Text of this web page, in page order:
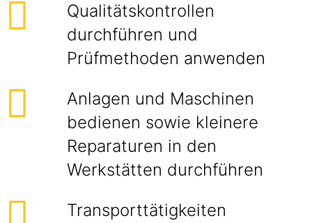
Qualitätskontrollen
durchführen und
Prüfmethoden anwenden
Anlagen und Maschinen
bedienen sowie kleinere
Reparaturen in den
Werkstätten durchführen
Transporttätigkeiten